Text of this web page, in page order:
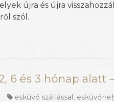
újra és újra
szól.
6 és 3 hónap alatt
esküvő szállással,